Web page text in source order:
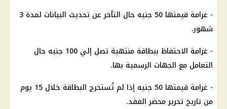
- غرامة قيمتها 50 جنيه حال التأخر عن تحديث البيانات لمدة 3
شهور.
- غرامة
الاحتفاظ ببطاقة منتهية تصل إلي 100 جنيه حال
التعامل مع الجهات الرسمية بها.
- غرامة قيمتها 50 جنيه إذا لم تُستخرج البطاقة خلال 15
يوم
من تاريخ تحرير محضر الفقد.